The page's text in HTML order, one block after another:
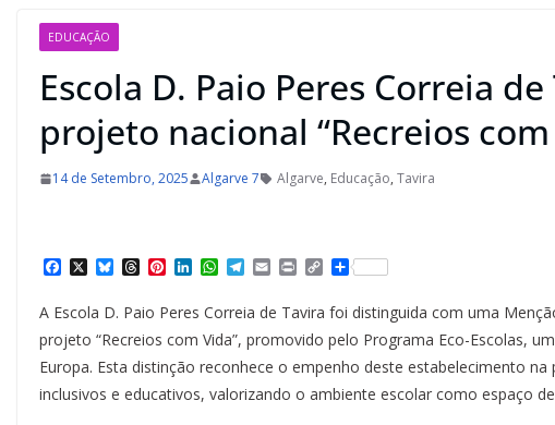
EDUCAÇÃO
Escola D. Paio Peres Correia
projeto nacional “Recreios com
14 de Setembro, 2025 Algarve 7 Algarve, Educação, Tavira
c
e
b
o
o
k
X B
e
s
y
T
r
e
a
s
P
n
t
e
e
s
t
L
k
e
I
n
W
t
s
p
p
T
l
e
g
r
a
m
E
i
l
P
n
t
C
p
y
L
n
k
S
a
r
e
A Escola D. Paio Peres Correia de Tavira foi distinguida com uma
projeto “Recreios com Vida”, promovido pelo Programa Eco-Escolas,
Europa. Esta distinção reconhece o empenho deste estabelecimento
inclusivos e educativos, valorizando o ambiente escolar como espaço